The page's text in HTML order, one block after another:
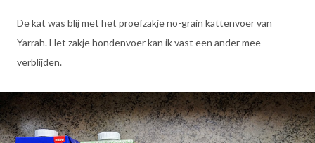
De kat was blij met het proefzakje no-grain kattenvoer van
Yarrah. Het zakje hondenvoer kan ik vast een ander mee
verblijden.